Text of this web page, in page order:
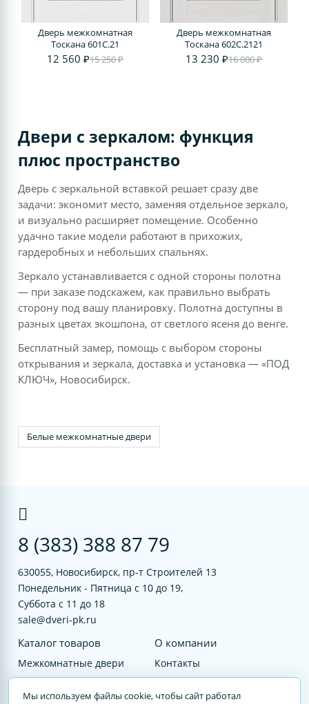
Дверь межкомнатная
Тоскана 601С.21
12 560 ₽15 250 ₽
Дверь межкомнатная
Тоскана 602С.2121
13 230 ₽16 000 ₽
Двери с зеркалом: функция
плюс пространство
Дверь с зеркальной вставкой решает сразу две
задачи: экономит место, заменяя отдельное зеркало,
и визуально расширяет помещение. Особенно
удачно такие модели работают в прихожих,
гардеробных и небольших спальнях.
Зеркало устанавливается с одной стороны полотна
— при заказе подскажем, как правильно выбрать
сторону под вашу планировку. Полотна доступны в
разных цветах экошпона, от светлого ясеня до венге.
Бесплатный замер, помощь с выбором стороны
открывания и зеркала, доставка и установка — «ПОД
КЛЮЧ», Новосибирск.
Белые межкомнатные двери
8 (383) 388 87 79
630055, Новосибирск, пр-т Строителей 13
Понедельник - Пятница с 10 до 19,
Суббота с 11 до 18
sale@dveri-pk.ru
Каталог товаров
Межкомнатные двери
О компании
Контакты
Мы используем файлы cookie, чтобы сайт работал